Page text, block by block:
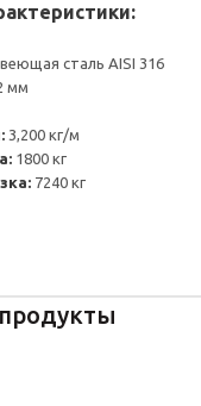
сталь AISI 316
мм
3,200 кг/м
1800 кг
7240 кг